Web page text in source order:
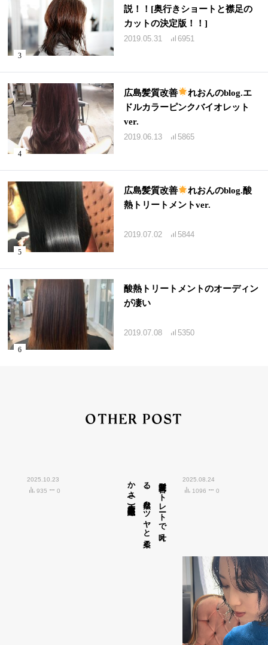
説！！[奥行きショートと襟足の
カットの決定版！！]
2019.05.31 6951
広島髪質改善
れおんのblog.エ
ドルカラーピンクバイオレット
ver.
2019.06.13 5865
広島髪質改善
れおんのblog.酸
熱トリートメントver.
2019.07.02 5844
酸熱トリートメントのオーディン
が凄い
2019.07.08 5350
OTHER POST
2025.10.23
935
0 髪質改善ス
ト
レ
ート
で
叶え
る
、
自然な
ツ
ヤ
と
柔ら
か
さ
(
広島市中区紙屋町)
2025.08.24
1096
0